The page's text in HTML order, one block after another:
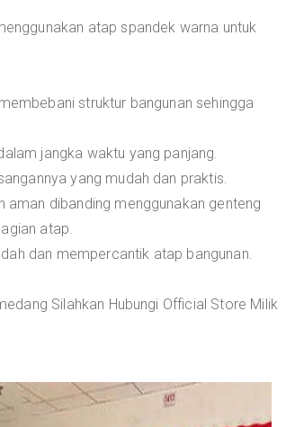
atap spandek warna untuk
struktur bangunan sehingga
jangka waktu yang panjang.
yang mudah dan praktis.
dibanding menggunakan genteng
atap.
dan mempercantik atap bangunan.
Silahkan Hubungi Official Store Milik